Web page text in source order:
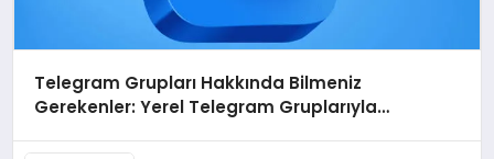
Telegram Grupları Hakkında Bilmeniz
Gerekenler: Yerel Telegram Gruplarıyla